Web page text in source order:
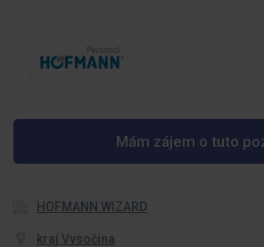
Mám zájem o tuto
HOFMANN WIZARD
kraj Vysočina